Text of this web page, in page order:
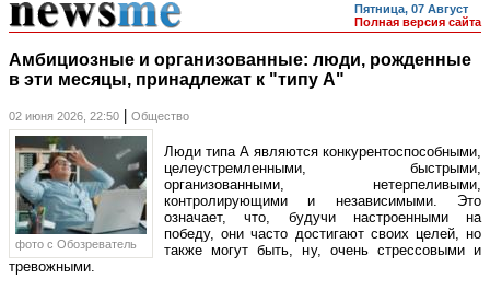
Пятница, 07 Август
Полная версия сайта
Амбициозные и организованные: люди, рожденные
в эти месяцы, принадлежат к "типу А"
02 июня 2026, 22:50 Общество
фото c Обозреватель
Люди типа А являются конкурентоспособными,
целеустремленными, быстрыми,
организованными, нетерпеливыми,
контролирующими и независимыми. Это
означает, что, будучи настроенными на
победу, они часто достигают своих целей, но
также могут быть, ну, очень стрессовыми и
тревожными.